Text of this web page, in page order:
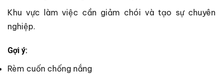
Khu vực làm việc cần giảm chói và tạo sự chuyên
nghiệp.
Gợi ý:
Rèm cuốn chống nắng